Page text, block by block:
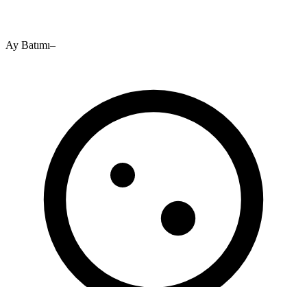
Ay Batımı–